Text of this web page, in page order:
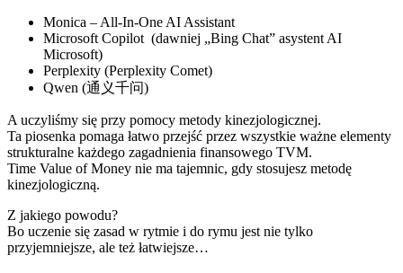
Monica – All‑In‑One AI Assistant
Microsoft Copilot (dawniej „Bing Chat” asystent AI
Microsoft)
Perplexity (Perplexity Comet)
Qwen (通义千问)
A uczyliśmy się przy pomocy metody kinezjologicznej.
Ta piosenka pomaga łatwo przejść przez wszystkie ważne elementy
strukturalne każdego zagadnienia finansowego TVM.
Time Value of Money nie ma tajemnic, gdy stosujesz metodę
kinezjologiczną.
Z jakiego powodu?
Bo uczenie się zasad w rytmie i do rymu jest nie tylko
przyjemniejsze, ale też łatwiejsze…